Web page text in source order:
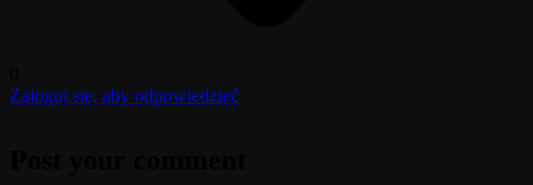
Zaloguj się, aby odpowiedzieć